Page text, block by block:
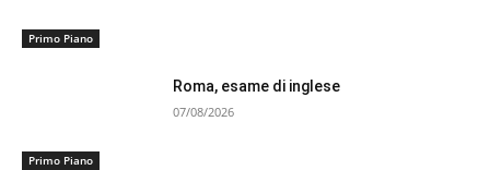
Primo Piano
Primo Piano
Roma, esame di inglese
07/08/2026